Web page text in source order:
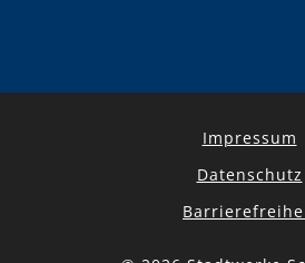
Impressum
Datenschutz